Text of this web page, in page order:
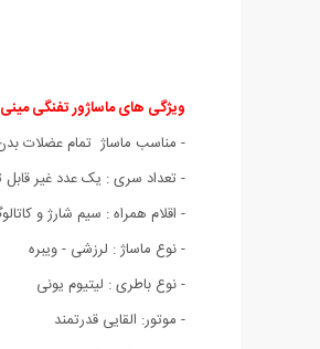
ویژگی های ماساژور تفنگی مینی Fascial Gun:
- مناسب ماساژ تمام عضلات
- تعداد سری : یک عدد غیر
- اقلام همراه : سیم شارژ و
- نوع ماساژ : لرزشی - ویبره
- نوع باطری : لیتیوم یونی
- موتور: القایی قدرتمند